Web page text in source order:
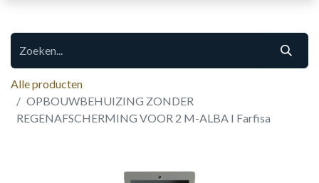
Alle producten
OPBOUWBEHUIZING ZONDER
REGENAFSCHERMING VOOR 2 M-ALBA I Farfisa